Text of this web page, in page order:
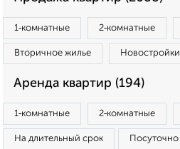
1‑комнатные 2‑комнатные
Вторичное жилье Новостройки
Аренда квартир (194)
1‑комнатные 2‑комнатные
На длительный срок Посуточно